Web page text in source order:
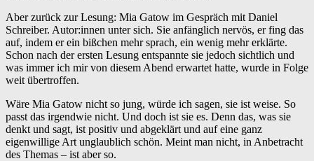
Aber zurück zur Lesung: Mia Gatow im Gespräch mit Daniel
Schreiber. Autor:innen unter sich. Sie anfänglich nervös, er fing das
auf, indem er ein bißchen mehr sprach, ein wenig mehr erklärte.
Schon nach der ersten Lesung entspannte sie jedoch sichtlich und
was immer ich mir von diesem Abend erwartet hatte, wurde in Folge
weit übertroffen.
Wäre Mia Gatow nicht so jung, würde ich sagen, sie ist weise. So
passt das irgendwie nicht. Und doch ist sie es. Denn das, was sie
denkt und sagt, ist positiv und abgeklärt und auf eine ganz
eigenwillige Art unglaublich schön. Meint man nicht, in Anbetracht
des Themas – ist aber so.